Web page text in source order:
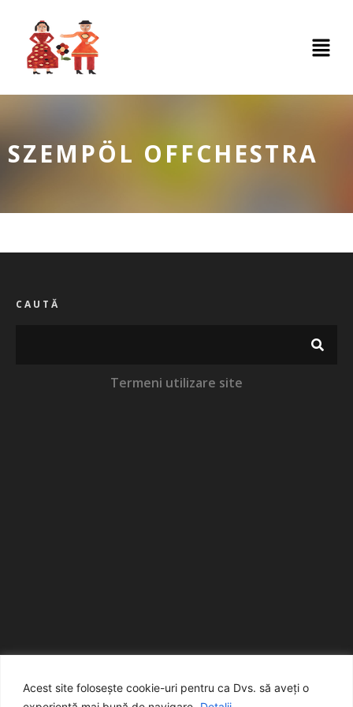
Acest site folosește cookie-uri pentru ca Dvs. să aveți o
SZEMPÖL OFFCHESTRA
CAUTĂ
Termeni utilizare site